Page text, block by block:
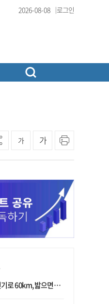
2026-08-08 로그인
가 가
면 462마력”…볼보 XC60 T8의 두 얼굴